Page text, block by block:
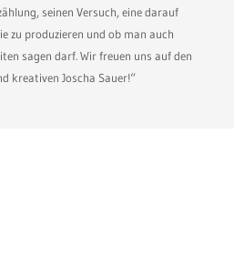
seinen Versuch, eine darauf
zu produzieren und ob man auch
sagen darf. Wir freuen uns auf den
kreativen Joscha Sauer!“